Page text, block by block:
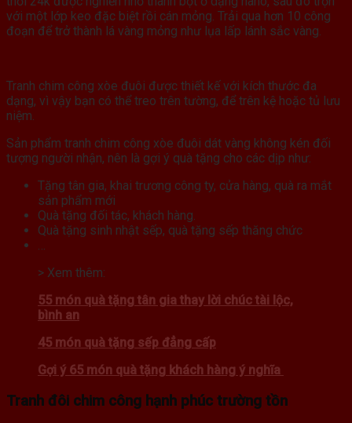
với một lớp keo đặc biệt rồi cán mỏng. Trải qua hơn 10 công
đoạn để trở thành lá vàng mỏng như lụa lấp lánh sắc vàng.
Tranh chim công xòe đuôi được thiết kế với kích thước đa
dạng, vì vậy bạn có thể treo trên tường, để trên kệ hoặc tủ lưu
niệm.
Sản phẩm tranh chim công xòe đuôi dát vàng không kén đối
tượng người nhận, nên là gợi ý quà tặng cho các dịp như:
Tặng tân gia, khai trương công ty, cửa hàng, quà ra mắt
sản phẩm mới
Quà tặng đối tác, khách hàng.
Quà tặng sinh nhật sếp, quà tặng sếp thăng chức
…
> Xem thêm:
55 món quà tặng tân gia thay lời chúc tài lộc,
bình an
45 món quà tặng sếp đẳng cấp
Gợi ý 65 món quà tặng khách hàng ý nghĩa
Tranh đôi chim công hạnh phúc trường tồn